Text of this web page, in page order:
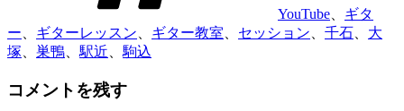
YouTube
ギタ
ー
ギターレッスン ギター教室 セッション 千石
大
塚
巣鴨 駅近 駒込
コメントを残す